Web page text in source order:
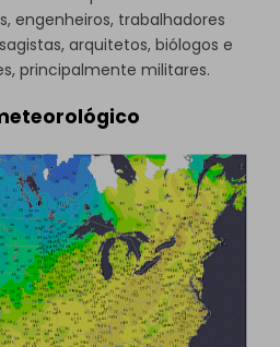
engenheiros, trabalhadores
arquitetos, biólogos e
principalmente militares.